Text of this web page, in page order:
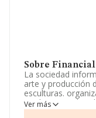
Sobre
La sociedad
arte y producción
esculturas.
marketing on line.
también ser
Ver más